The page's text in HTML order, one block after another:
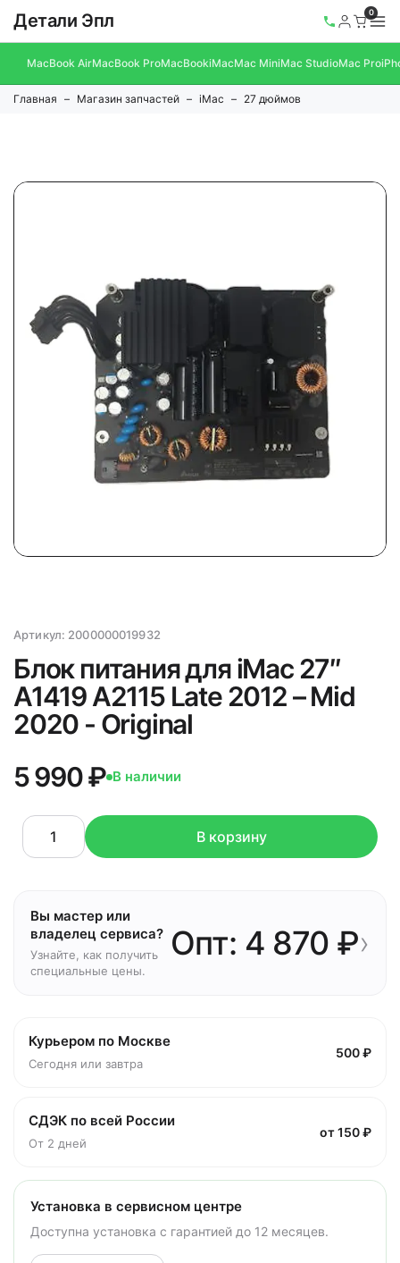
Детали Эпл 0
MacBook AirMacBook ProMacBookiMacMac MiniMac StudioMac Pro
Главная Магазин запчастей iMac 27 дюймов
Артикул: 2000000019932
Блок питания для iMac 27″
A1419 A2115 Late 2012 – Mid
2020 - Original
5 990 ₽ В наличии
В корзину
Вы мастер или
владелец сервиса?
Узнайте, как получить
специальные цены.
Опт: 4 870 ₽›
Курьером по Москве
Сегодня или завтра
500 ₽
СДЭК по всей России
От 2 дней
от 150 ₽
Установка в сервисном центре
Доступна установка с гарантией до 12 месяцев.